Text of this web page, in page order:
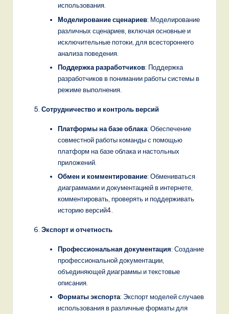
использования.
Моделирование сценариев: Моделирование
различных сценариев, включая основные и
исключительные потоки, для всестороннего
анализа поведения.
Поддержка разработчиков: Поддержка
разработчиков в понимании работы системы в
режиме выполнения.
Сотрудничество и контроль версий
Платформы на базе облака: Обеспечение
совместной работы команды с помощью
платформ на базе облака и настольных
приложений.
Обмен и комментирование: Обмениваться
диаграммами и документацией в интернете,
комментировать, проверять и поддерживать
историю версий4
Экспорт и отчетность
Профессиональная документация: Создание
профессиональной документации,
объединяющей диаграммы и текстовые
описания.
Форматы экспорта: Экспорт моделей случаев
использования в различные форматы для